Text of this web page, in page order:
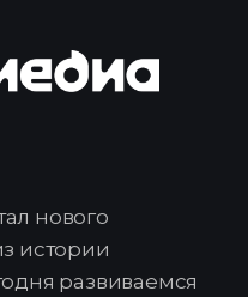
нового
истории
развиваемся